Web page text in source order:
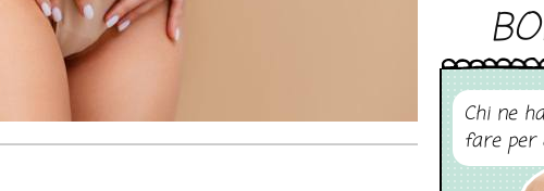
Chi ne
fare per